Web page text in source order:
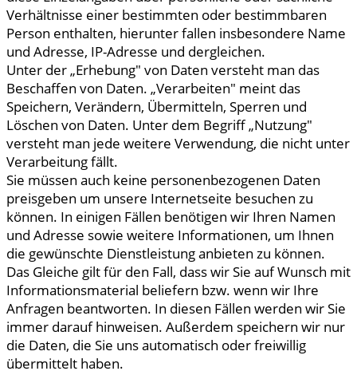
Verhältnisse einer bestimmten oder bestimmbaren
Person enthalten, hierunter fallen insbesondere Name
und Adresse, IP-Adresse und dergleichen.
Unter der „Erhebung" von Daten versteht man das
Beschaffen von Daten. „Verarbeiten" meint das
Speichern, Verändern, Übermitteln, Sperren und
Löschen von Daten. Unter dem Begriff „Nutzung"
versteht man jede weitere Verwendung, die nicht unter
Verarbeitung fällt.
Sie müssen auch keine personenbezogenen Daten
preisgeben um unsere Internetseite besuchen zu
können. In einigen Fällen benötigen wir Ihren Namen
und Adresse sowie weitere Informationen, um Ihnen
die gewünschte Dienstleistung anbieten zu können.
Das Gleiche gilt für den Fall, dass wir Sie auf Wunsch mit
Informationsmaterial beliefern bzw. wenn wir Ihre
Anfragen beantworten. In diesen Fällen werden wir Sie
immer darauf hinweisen. Außerdem speichern wir nur
die Daten, die Sie uns automatisch oder freiwillig
übermittelt haben.